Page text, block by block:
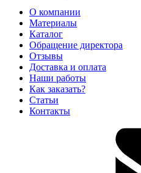
О компании
Материалы
Каталог
Обращение директора
Отзывы
Доставка и оплата
Наши работы
Как заказать?
Статьи
Контакты